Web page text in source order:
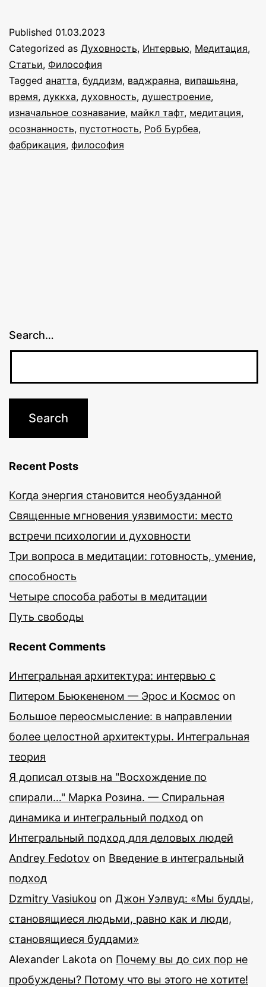
Интервью
Робом
Бурбеа
Published 01.03.2023
Categorized as Духовность, Интервью, Медитация,
Статьи, Философия
Tagged анатта, буддизм, ваджраяна, випашьяна,
время, дуккха, духовность, душестроение,
изначальное сознавание, майкл тафт, медитация,
осознанность, пустотность, Роб Бурбеа,
фабрикация, философия
Search…
Recent Posts
Когда энергия становится необузданной
Священные мгновения уязвимости: место
встречи психологии и духовности
Три вопроса в медитации: готовность, умение,
способность
Четыре способа работы в медитации
Путь свободы
Recent Comments
Интегральная архитектура: интервью с
Питером Бьюкененом — Эрос и Космос on
Большое переосмысление: в направлении
более целостной архитектуры. Интегральная
теория
Я дописал отзыв на "Восхождение по
спирали…" Марка Розина. — Спиральная
динамика и интегральный подход on
Интегральный подход для деловых людей
Andrey Fedotov on Введение в интегральный
подход
Dzmitry Vasiukou on Джон Уэлвуд: «Мы будды,
становящиеся людьми, равно как и люди,
становящиеся буддами»
Alexander Lakota on Почему вы до сих пор не
пробуждены? Потому что вы этого не хотите!